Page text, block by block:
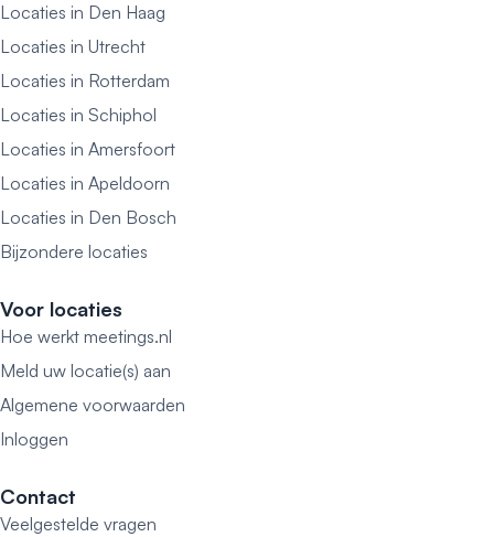
Locaties in Den Haag
Locaties in Utrecht
Locaties in Rotterdam
Locaties in Schiphol
Locaties in Amersfoort
Locaties in Apeldoorn
Locaties in Den Bosch
Bijzondere locaties
Voor locaties
Hoe werkt meetings.nl
Meld uw locatie(s) aan
Algemene voorwaarden
Inloggen
Contact
Veelgestelde vragen